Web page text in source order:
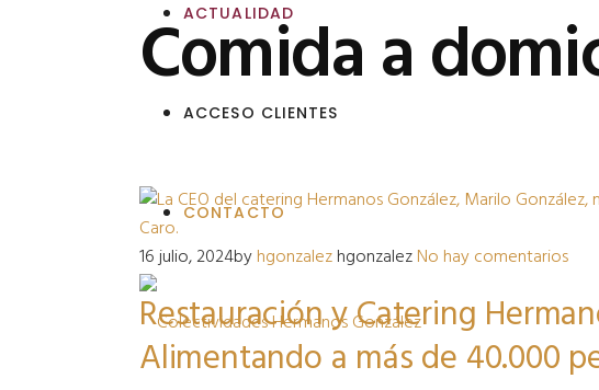
ACTUALIDAD
ACCESO CLIENTES
CONTACTO
Comida a
16 julio, 2024byhgonzalezhgonzalezNo hay comentarios
Restauración y Catering
Alimentando a más de 40.000